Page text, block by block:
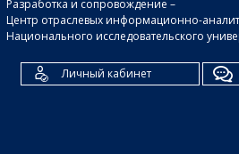
Разработка и сопровождение –
Центр отраслевых информационно-
Национального исследовательского
Личный кабинет